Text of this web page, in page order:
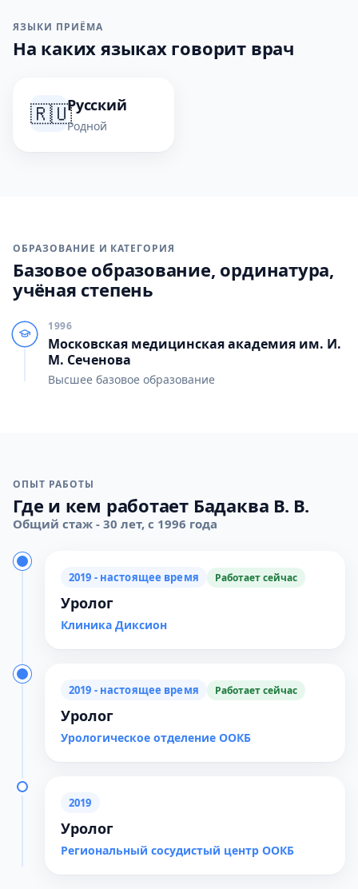
ЯЗЫКИ ПРИЁМА
На каких языках говорит врач
🇷🇺Русский
Родной
ОБРАЗОВАНИЕ И КАТЕГОРИЯ
Базовое образование, ординатура,
учёная степень
1996
Московская медицинская академия им. И.
М. Сеченова
Высшее базовое образование
ОПЫТ РАБОТЫ
Где и кем работает Бадаква В. В.
Общий стаж - 30 лет, с 1996 года
2019 - настоящее время Работает сейчас
Уролог
Клиника Диксион
2019 - настоящее время Работает сейчас
Уролог
Урологическое отделение ООКБ
2019
Уролог
Региональный сосудистый центр ООКБ